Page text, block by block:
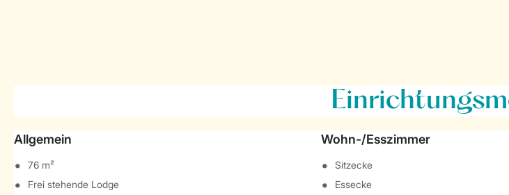
Allgemein
76 m²
Frei stehende Lodge
Wohn-/Esszimmer
Sitzecke
Essecke